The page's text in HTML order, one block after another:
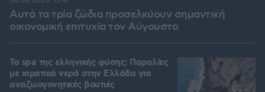
Αυτά τα τρία ζώδια προσελκύουν σημαντική
οικονομική επιτυχία τον Αύγουστο
Τα spa της ελληνικής φύσης: Παραλίες
με ιαματικά νερά στην Ελλάδα για
αναζωογονητικές βουτιές